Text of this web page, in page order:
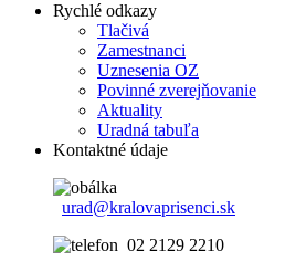
Rychlé odkazy
Tlačivá
Zamestnanci
Uznesenia OZ
Povinné zverejňovanie
Aktuality
Uradná tabuľa
Kontaktné údaje
urad@kralovaprisenci.sk
02 2129 2210